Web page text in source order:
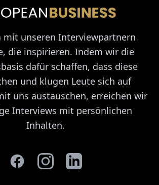
mit unseren Interviewpartnern
die inspirieren. Indem wir die
dafür schaffen, dass diese
und klugen Leute sich auf
uns austauschen, erreichen wir
Interviews mit persönlichen
Inhalten.